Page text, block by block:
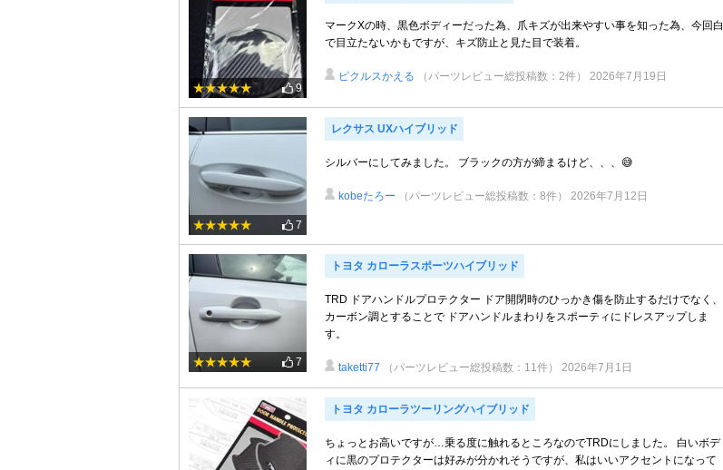
9
マークXの時、黒色ボディーだった為、爪キズが出来やすい事を知った為、今回白
で目立たないかもですが、キズ防止と見た目で装着。
ピクルスかえる （パーツレビュー総投稿数：2件） 2026年7月19日
7
レクサス UXハイブリッド
シルバーにしてみました。 ブラックの方が締まるけど、、、😅
kobeたろー （パーツレビュー総投稿数：8件） 2026年7月12日
7
トヨタ カローラスポーツハイブリッド
TRD ドアハンドルプロテクター ドア開閉時のひっかき傷を防止するだけでなく、
カーボン調とすることで ドアハンドルまわりをスポーティにドレスアップしま
す。
taketti77 （パーツレビュー総投稿数：11件） 2026年7月1日
トヨタ カローラツーリングハイブリッド
ちょっとお高いですが…乗る度に触れるところなのでTRDにしました。 白いボデ
ィに黒のプロテクターは好みが分かれそうですが、私はいいアクセントになって